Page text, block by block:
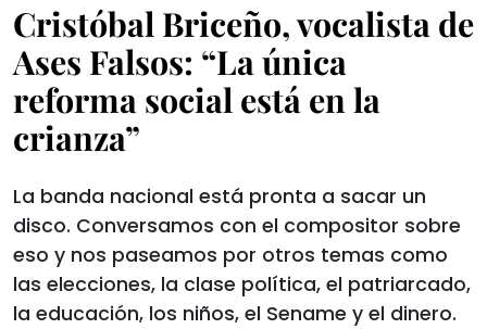
Cristóbal Briceño, vocalista de
Ases Falsos: “La única
reforma social está en la
crianza”
La banda nacional está pronta a sacar un
disco. Conversamos con el compositor sobre
eso y nos paseamos por otros temas como
las elecciones, la clase política, el patriarcado,
la educación, los niños, el Sename y el dinero.